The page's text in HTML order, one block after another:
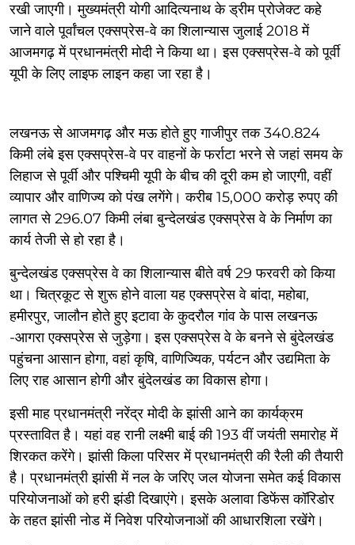
रखी जाएगी। मुख्यमंत्री योगी आदित्यनाथ के ड्रीम प्रोजेक्ट कहे
जाने वाले पूर्वांचल एक्सप्रेस-वे का शिलान्यास जुलाई 2018 में
आजमगढ़ में प्रधानमंत्री मोदी ने किया था। इस एक्सप्रेस-वे को पूर्वी
यूपी के लिए लाइफ लाइन कहा जा रहा है।
लखनऊ से आजमगढ़ और मऊ होते हुए गाजीपुर तक 340.824
किमी लंबे इस एक्सप्रेस-वे पर वाहनों के फर्राटा भरने से जहां समय के
लिहाज से पूर्वी और पश्चिमी यूपी के बीच की दूरी कम हो जाएगी, वहीं
व्यापार और वाणिज्य को पंख लगेंगे। करीब 15,000 करोड़ रुपए की
लागत से 296.07 किमी लंबा बुन्देलखंड एक्सप्रेस वे के निर्माण का
कार्य तेजी से हो रहा है।
बुन्देलखंड एक्सप्रेस वे का शिलान्यास बीते वर्ष 29 फरवरी को किया
था। चित्रकूट से शुरू होने वाला यह एक्सप्रेस वे बांदा, महोबा,
हमीरपुर, जालौन होते हुए इटावा के कुदरौल गांव के पास लखनऊ
-आगरा एक्सप्रेस से जुड़ेगा। इस एक्सप्रेस वे के बनने से बुंदेलखंड
पहुंचना आसान होगा, वहां कृषि, वाणिज्यिक, पर्यटन और उद्यमिता के
लिए राह आसान होगी और बुंदेलखंड का विकास होगा।
इसी माह प्रधानमंत्री नरेंद्र मोदी के झांसी आने का कार्यक्रम
प्रस्तावित है। यहां वह रानी लक्ष्मी बाई की 193 वीं जयंती समारोह में
शिरकत करेंगे। झांसी किला परिसर में प्रधानमंत्री की रैली की तैयारी
है। प्रधानमंत्री झांसी में नल के जरिए जल योजना समेत कई विकास
परियोजनाओं को हरी झंडी दिखाएंगे। इसके अलावा डिफेंस कॉरिडोर
के तहत झांसी नोड में निवेश परियोजनाओं की आधारशिला रखेंगे।